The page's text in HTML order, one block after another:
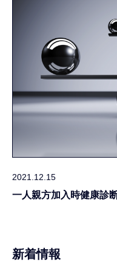
2021.12.15
一人親方加入時健康診
新着情報